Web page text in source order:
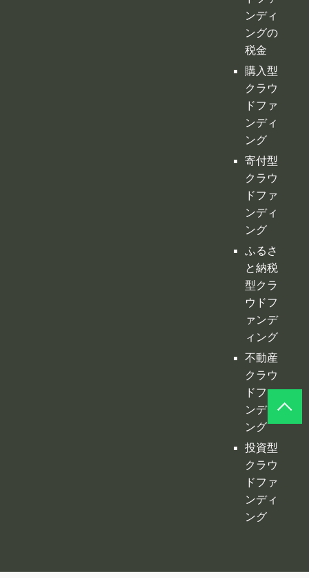
ンディ
ング
寄付型
クラウ
ドファ
ンディ
ング
ふるさ
と納税
型クラ
ウドフ
ァンデ
ィング
不動産
クラウ
ドファ
ンディ
ング
投資型
クラウ
ドファ
ンディ
ング